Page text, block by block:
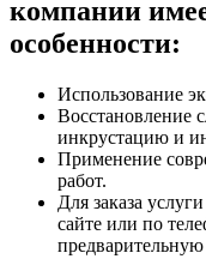
компании
особенности:
Использование
Восстановление
инкрустацию и
Применение
работ.
Для заказа
сайте или по